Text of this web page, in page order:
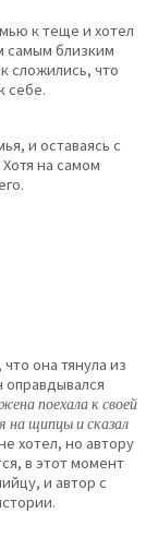
к теще и хотел
самым близким
сложились, что
себе.
и оставаясь с
на самом
она тянула из
поехала к своей
на щипцы и сказал
хотел, но автору
в этот момент
и автор с